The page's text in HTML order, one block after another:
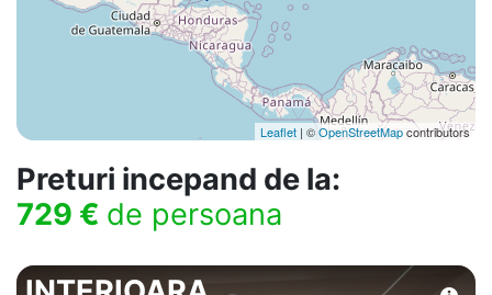
Leaflet | ©OpenStreetMapcontributors
Preturi incepand de la:
729 € de persoana